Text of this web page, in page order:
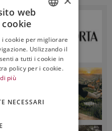
ENGLISH
web
cookie per migliorare
Utilizzando il
a tutti i cookie in
policy per i cookie.
più
NECESSARI